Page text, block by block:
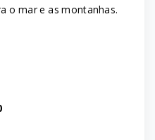
o mar e as montanhas.